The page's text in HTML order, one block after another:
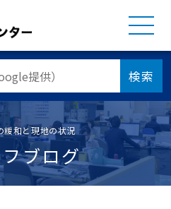
検索
緩和と現地の状況
ブログ